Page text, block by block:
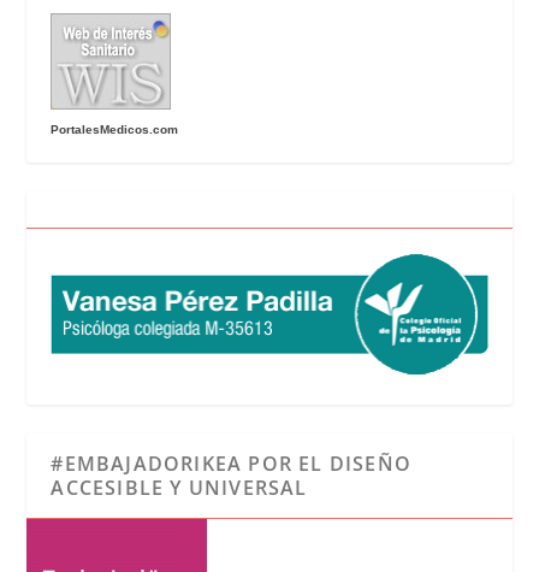
PortalesMedicos.com
#EMBAJADORIKEA POR EL DISEÑO
ACCESIBLE Y UNIVERSAL